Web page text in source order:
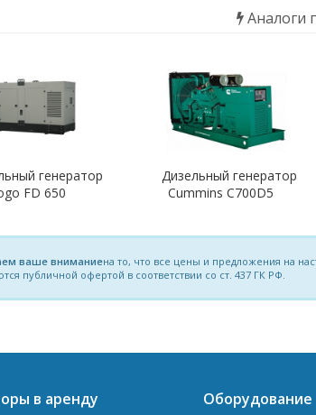
Аналоги
генератор
FD 650
Дизельный генератор
Cummins C700D5
ваше вниманиена то, что все цены и предложения на
публичной офертой в соответствии со ст. 437 ГК РФ.
в аренду Оборудование